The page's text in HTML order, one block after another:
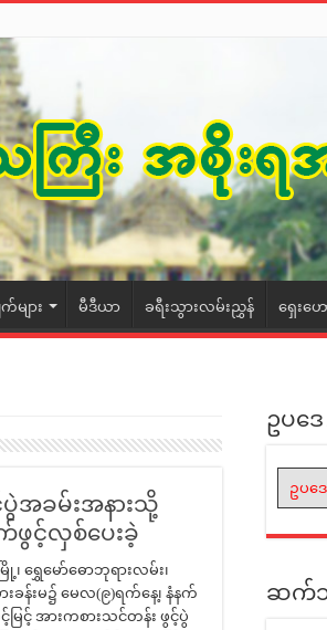
များ မီဒီယာ ခရီးသွားလမ်းညွှန် ရှေးဟေ
အခမ်းအနားသို့
ဖွင့်လှစ်ပေးခဲ့
ရွှေမော်ဓောဘုရားလမ်း၊
န်းမ၌ မေလ(၉)ရက်နေ့၊ နံနက်
ြင့် အားကစားသင်တန်း ဖွင့်ပွဲ
ဥပဒေ
ဥပဒ
ဆက်သွ